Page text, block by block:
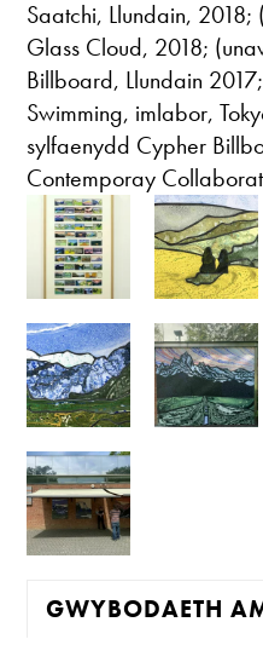
Saatchi, Llundain,
Glass Cloud, 2018;
Billboard, Llundain
Swimming, imlabor,
sylfaenydd Cypher
Contemporay
GWYBODAETH